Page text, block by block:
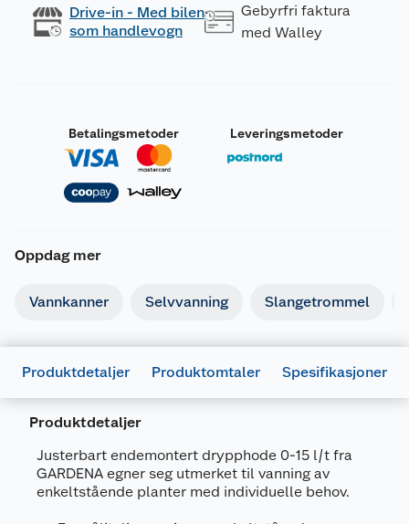
Drive-in - Med bilen
som handlevogn
Gebyrfri faktura
med Walley
Betalingsmetoder Leveringsmetoder
Oppdag mer
Vannkanner Selvvanning Slangetrommel
Produktdetaljer Produktomtaler Spesifikasjoner
Produktdetaljer
Justerbart endemontert drypphode 0-15 l/t fra
GARDENA egner seg utmerket til vanning av
enkeltstående planter med individuelle behov.
Generelt
Artikkelnummer
4078500059268